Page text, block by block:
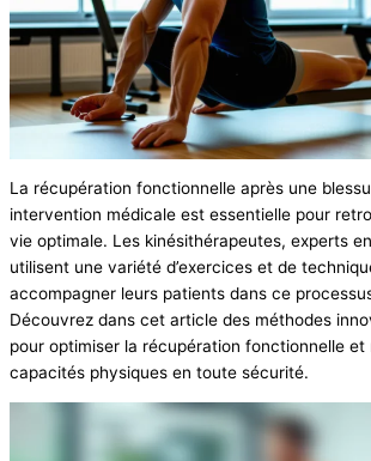
La récupération fonctionnelle après une
intervention médicale est essentielle pour
vie optimale. Les kinésithérapeutes, experts
utilisent une variété d’exercices et de
accompagner leurs patients dans ce
Découvrez dans cet article des méthodes
pour optimiser la récupération fonctionnelle
capacités physiques en toute sécurité.